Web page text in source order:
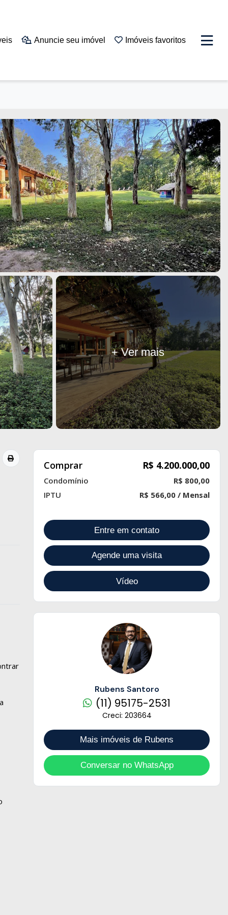
Anuncie seu imóvel Imóveis favoritos
+ Ver mais
Comprar R$ 4.200.000,00
Condomínio
R$ 800,00
IPTU
R$ 566,00 / Mensal
Entre em contato
Agende uma visita
Vídeo
Rubens Santoro
(11) 95175-2531
Creci: 203664
Mais imóveis de Rubens
Conversar no WhatsApp